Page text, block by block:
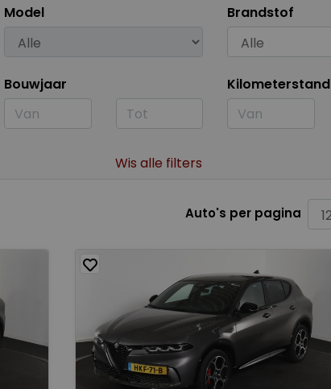
Model Brandstof
Bouwjaar Kilometerstand
Wis alle filters
Auto's per pagina